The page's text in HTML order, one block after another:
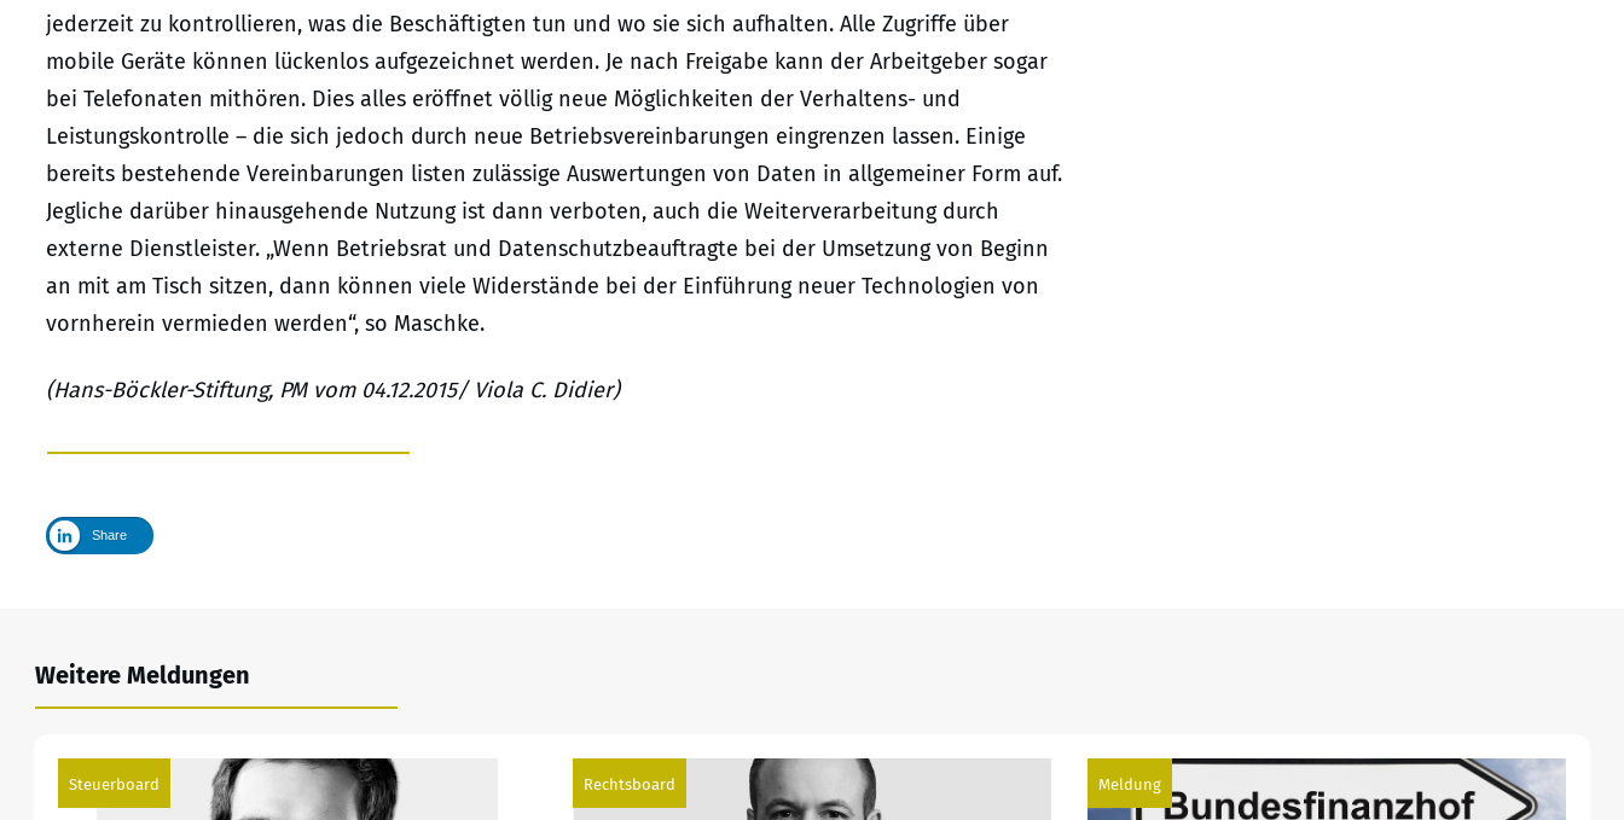
jederzeit zu kontrollieren, was die Beschäftigten tun und wo sie sich aufhalten. Alle Zugriffe über
mobile Geräte können lückenlos aufgezeichnet werden. Je nach Freigabe kann der Arbeitgeber sogar
bei Telefonaten mithören. Dies alles eröffnet völlig neue Möglichkeiten der Verhaltens- und
Leistungskontrolle – die sich jedoch durch neue Betriebsvereinbarungen eingrenzen lassen. Einige
bereits bestehende Vereinbarungen listen zulässige Auswertungen von Daten in allgemeiner Form auf.
Jegliche darüber hinausgehende Nutzung ist dann verboten, auch die Weiterverarbeitung durch
externe Dienstleister. „Wenn Betriebsrat und Datenschutzbeauftragte bei der Umsetzung von Beginn
an mit am Tisch sitzen, dann können viele Widerstände bei der Einführung neuer Technologien von
vornherein vermieden werden“, so Maschke.
(Hans-Böckler-Stiftung, PM vom 04.12.2015/ Viola C. Didier)
Share
Weitere Meldungen
Steuerboard Rechtsboard Meldung